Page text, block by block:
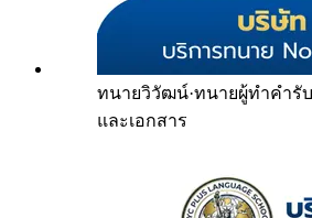
ทนายวิวัฒน์·ทนายผู้ทำคำรั
และเอกสาร